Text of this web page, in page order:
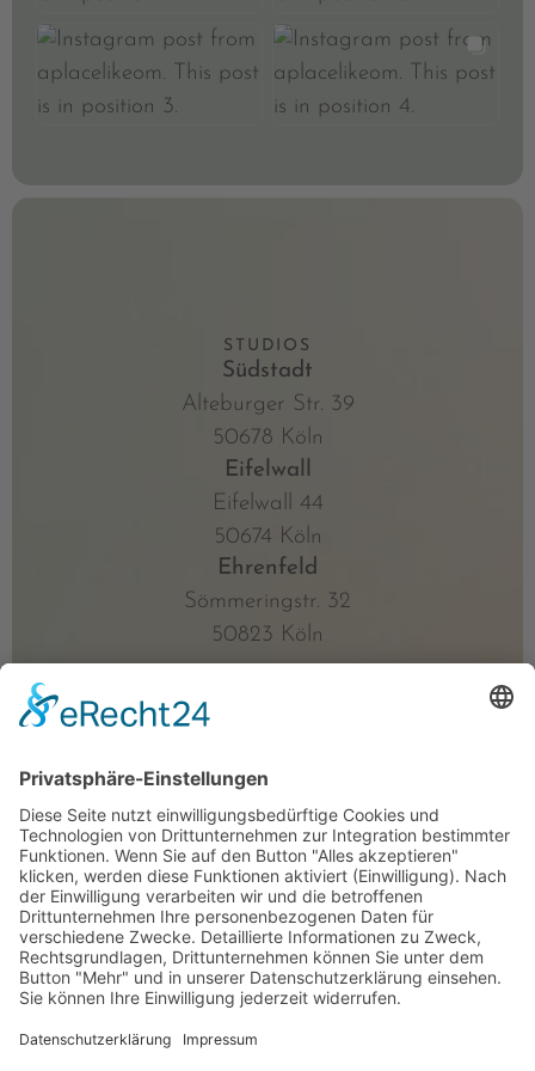
STUDIOS
Südstadt
Alteburger Str. 39
50678 Köln
Eifelwall
Eifelwall 44
50674 Köln
Ehrenfeld
Sömmeringstr. 32
50823 Köln
OUR SOCIALS
hello@aplacelikeom.de
USC MITGLIED
Anfahrt
Impressum
Datenschutz
AGB und Widerrufsrecht